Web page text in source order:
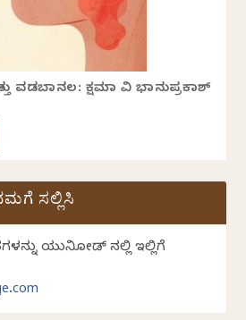
ವಡಬಾನಲ: ಕ್ಷಮಾ ವಿ ಭಾನುಪ್ರಕಾಶ್
ಸಲ್ಲಿಸಿ
ಯುನಿಕೋಡ್ ನಲ್ಲಿ ಇಲ್ಲಿಗೆ